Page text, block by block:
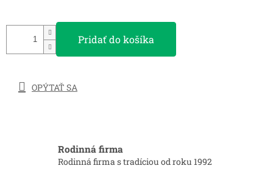
Pridať do košíka
OPÝTAŤ SA
Rodinná firma
Rodinná firma s tradíciou od roku 1992